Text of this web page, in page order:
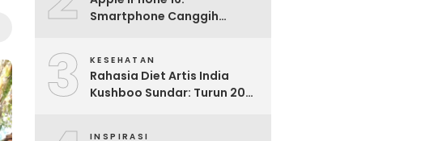
Smartphone Canggih
3 KESEHATAN
Rahasia Diet Artis India
Kushboo Sundar: Turun 20
INSPIRASI